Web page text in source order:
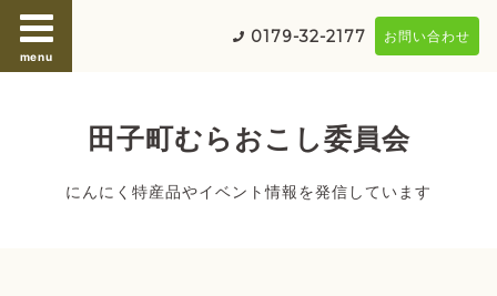
menu
0179-32-2177 お問い合わせ
田子町むらおこし委員会
にんにく特産品やイベント情報を発信しています